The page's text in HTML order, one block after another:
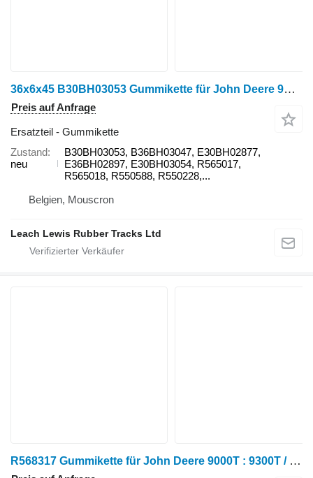
36x6x45 B30BH03053 Gummikette für John Deere 9RX - 9470RX 9520RX 9570RX 9620RX 9470RX Scraper Special 9520RX Scraper Special 9570RX Scraper Special Raupentraktor
Preis auf Anfrage
Ersatzteil - Gummikette
Zustand
neu
B30BH03053, B36BH03047, E30BH02877,
E36BH02897, E30BH03054, R565017,
R565018, R550588, R550228,...
Belgien, Mouscron
Leach Lewis Rubber Tracks Ltd
R568317 Gummikette für John Deere 9000T : 9300T / 9320T / 9400T / 9420T / 9520T / 9620T Raupentraktor